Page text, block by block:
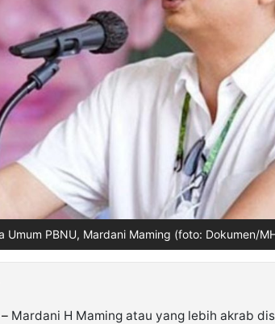
Umum PBNU, Mardani Maming (foto: Dokumen/
– Mardani H Maming atau yang lebih akrab